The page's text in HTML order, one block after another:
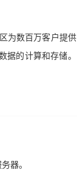
为数百万客户提供
据的计算和存储。
器。